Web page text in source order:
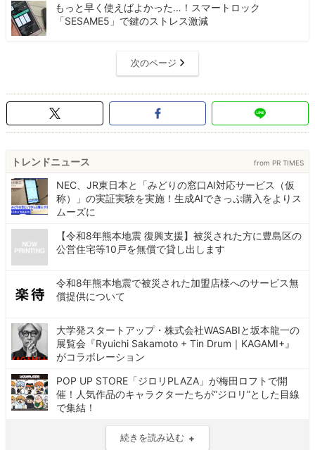
もっと早く使えばよかった…！スマートロック
「SESAME5」で鍵のストレス激減
次のページ
トレンドニュース from PR TIMES
NEC、JR東日本と「みどりの窓口AI対応サービス（仮
称）」の実証実験を実施！生成AIできっぷ購入をよりス
ムーズに
【令和8年熊本地震 復興支援】被災された方に豊島区の
公営住宅等10戸を無償で貸し出します
令和8年熊本地震で被災された加盟店様へのサービス無
償提供について
大学発スタートアップ・株式会社WASABIと坂本龍一の
展覧会『Ryuichi Sakamoto + Tin Drum｜KAGAMI+』
がコラボレーション
POP UP STORE「ジロリPLAZA」が梅田ロフトで開
催！人気作品のキャラクターたちが“ジロリ”とした目線
で集結！
続きを読み込む